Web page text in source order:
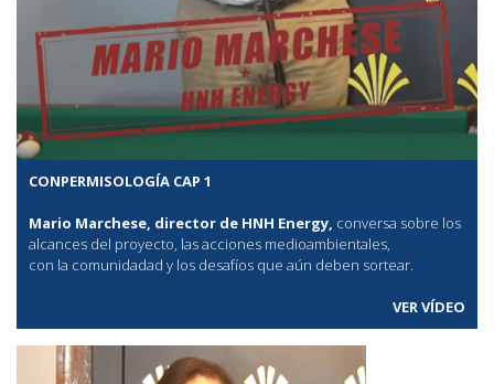
CONPERMISOLOGÍA CAP 1
Mario Marchese, director de HNH Energy, conversa sobre los
alcances del proyecto, las acciones medioambientales,
con la comunidadad y los desafíos que aún deben sortear.
VER VÍDEO